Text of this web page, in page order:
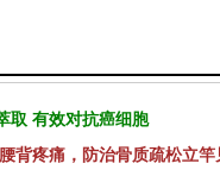
取 有效对抗癌细胞
背疼痛，防治骨质疏松立竿